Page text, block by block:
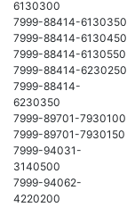
6130300
7999-88414-6130350
7999-88414-6130450
7999-88414-6130550
7999-88414-6230250
7999-88414-
6230350
7999-89701-7930100
7999-89701-7930150
7999-94031-
3140500
7999-94062-
4220200